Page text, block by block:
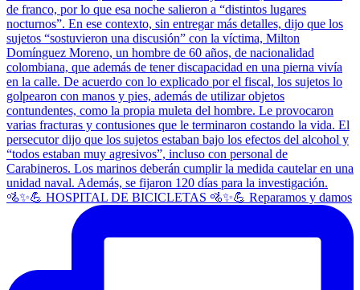
🚵✨💪 HOSPITAL DE BICICLETAS 🚵✨💪 Reparamos y damos